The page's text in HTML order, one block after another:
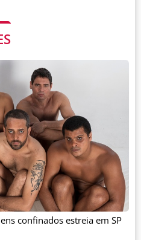
confinados estreia em SP